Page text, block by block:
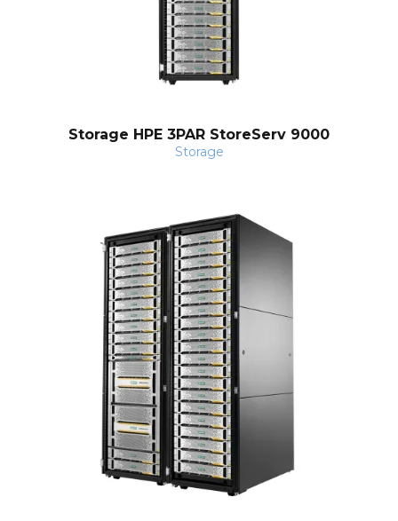
Storage HPE 3PAR StoreServ 9000
Storage